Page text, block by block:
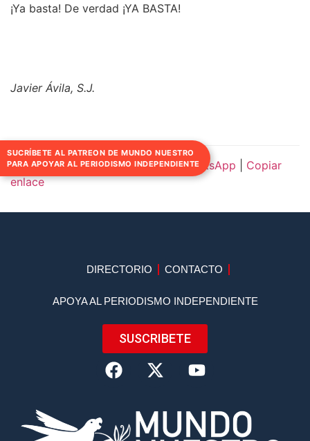
¡Ya basta! De verdad ¡YA BASTA!
Javier Ávila, S.J.
Compartir: Facebook|Twitter|WhatsApp
Copiar
enlace
DIRECTORIO CONTACTO
APOYA AL PERIODISMO INDEPENDIENTE
SUSCRIBETE
SUCRÍBETE AL PATREON DE MUNDO NUESTRO
PARA APOYAR AL PERIODISMO INDEPENDIENTE